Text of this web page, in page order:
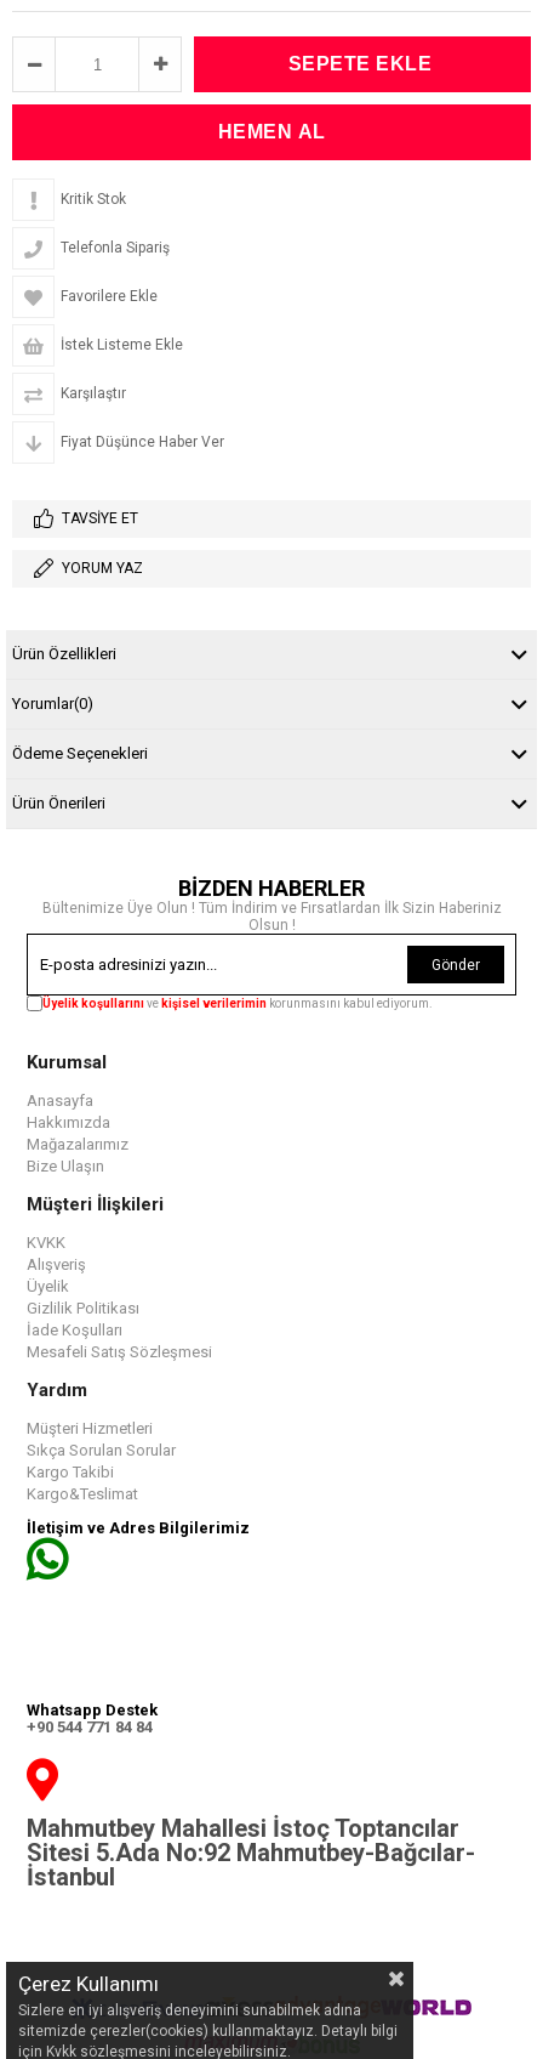
Kritik Stok
Telefonla Sipariş
Favorilere Ekle
İstek Listeme Ekle
Karşılaştır
Fiyat Düşünce Haber Ver
TAVSIYE ET
YORUM YAZ
Ürün Özellikleri
Yorumlar(0)
Ödeme Seçenekleri
Ürün Önerileri
BİZDEN HABERLER
Bültenimize Üye Olun ! Tüm İndirim ve Fırsatlardan İlk Sizin Haberiniz
Olsun !
Gönder
Üyelik koşullarınıve kişisel verilerimin korunmasını kabul ediyorum.
Kurumsal
Anasayfa
Hakkımızda
Mağazalarımız
Bize Ulaşın
Müşteri İlişkileri
KVKK
Alışveriş
Üyelik
Gizlilik Politikası
İade Koşulları
Mesafeli Satış Sözleşmesi
Yardım
Müşteri Hizmetleri
Sıkça Sorulan Sorular
Kargo Takibi
Kargo&Teslimat
İletişim ve Adres Bilgilerimiz
Whatsapp Destek
+90 544 771 84 84
Mahmutbey Mahallesi İstoç Toptancılar
Sitesi 5.Ada No:92 Mahmutbey-Bağcılar-
İstanbul
Çerez Kullanımı
Sizlere en iyi alışveriş deneyimini sunabilmek adına
sitemizde çerezler(cookies) kullanmaktayız. Detaylı bilgi
için Kvkk sözleşmesini inceleyebilirsiniz.